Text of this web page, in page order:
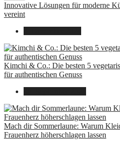
Innovative Lösungen für moderne
vereint
Kimchi & Co.: Die besten 5
für authentischen Genuss
Mach dir Sommerlaune: Warum
Frauenherz höherschlagen lassen